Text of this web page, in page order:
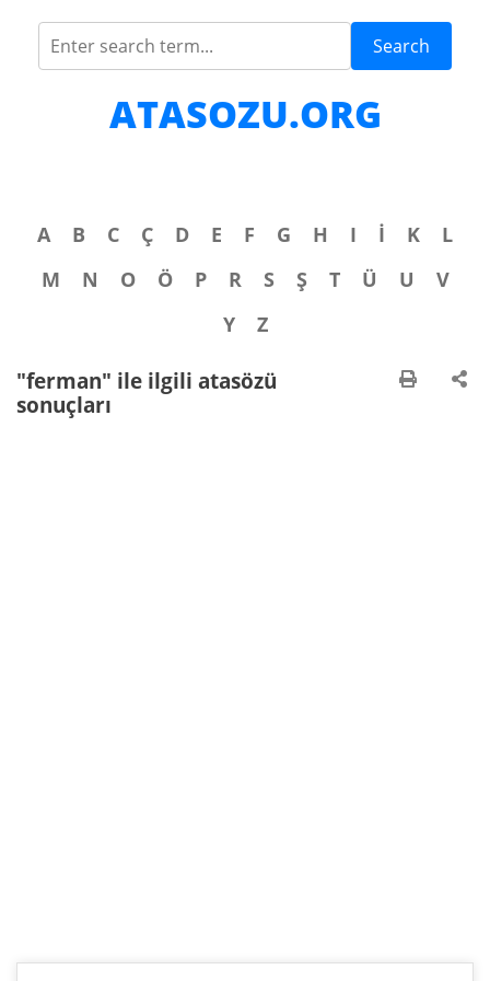
Search
ATASOZU.ORG
A B C Ç D E F G H I İ K
L
M
N O Ö P R S Ş T Ü U
V
Y
Z
"ferman" ile ilgili atasözü
sonuçları